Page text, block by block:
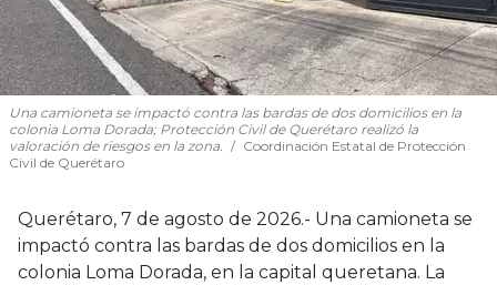
Una camioneta se impactó contra las bardas de dos domicilios en la
colonia Loma Dorada; Protección Civil de Querétaro realizó la
valoración de riesgos en la zona.
Coordinación Estatal de Protección
Civil de Querétaro
Querétaro, 7 de agosto de 2026.- Una camioneta se
impactó contra las bardas de dos domicilios en la
colonia Loma Dorada, en la capital queretana. La